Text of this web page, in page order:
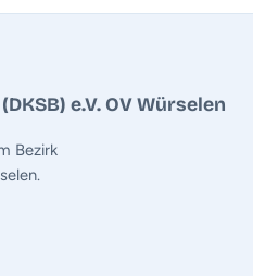
e.V. OV Würselen
Bezirk